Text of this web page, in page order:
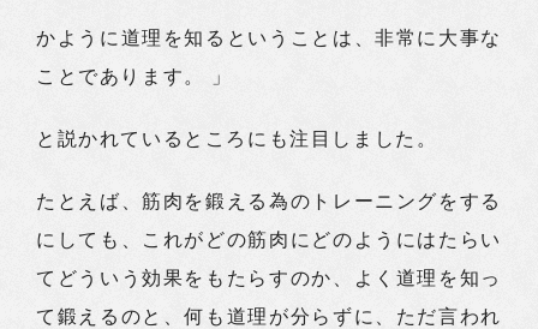
かように道理を知るということは、非常に大事な
ことであります。 」
と説かれているところにも注目しました。
たとえば、筋肉を鍛える為のトレーニングをする
にしても、これがどの筋肉にどのようにはたらい
てどういう効果をもたらすのか、よく道理を知っ
て鍛えるのと、何も道理が分らずに、ただ言われ